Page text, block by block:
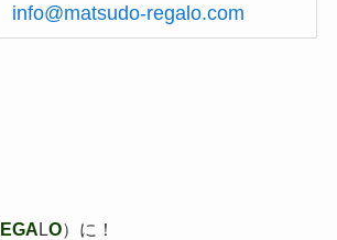
info@matsudo-regalo.com
EGALO）に！